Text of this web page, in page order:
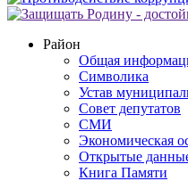
Район
Общая
Символика
Устав
Совет депутатов
СМИ
Экономическая
Открытые
Книга Памяти